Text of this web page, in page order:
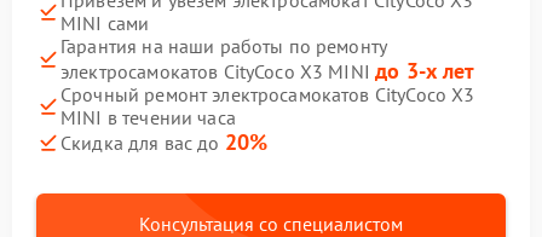
MINI сами
Гарантия на наши работы по ремонту
электросамокатов CityCoco X3 MINIдо 3-х лет
Срочный ремонт электросамокатов CityCoco X3
MINI в течении часа
Скидка для вас до 20%
Консультация со специалистом